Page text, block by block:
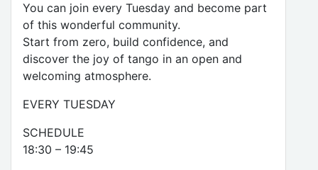
You can join every Tuesday and become part
of this wonderful community.
Start from zero, build confidence, and
discover the joy of tango in an open and
welcoming atmosphere.
EVERY TUESDAY
SCHEDULE
18:30 – 19:45